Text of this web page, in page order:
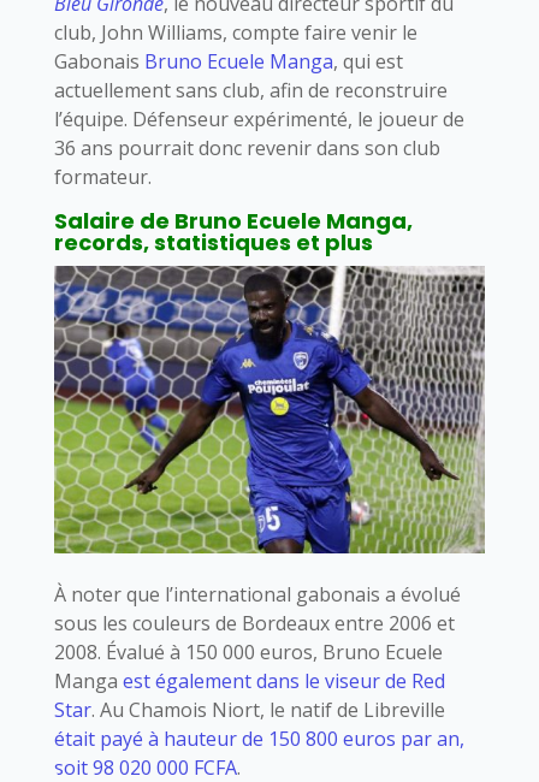
club, John Williams, compte faire venir le
Gabonais Bruno Ecuele Manga, qui est
actuellement sans club, afin de reconstruire
l’équipe. Défenseur expérimenté, le joueur de
36 ans pourrait donc revenir dans son club
formateur.
Salaire de Bruno Ecuele Manga,
records, statistiques et plus
À noter que l’international gabonais a évolué
sous les couleurs de Bordeaux entre 2006 et
2008. Évalué à 150 000 euros, Bruno Ecuele
Manga est également dans le viseur de Red
Star. Au Chamois Niort, le natif de Libreville
était payé à hauteur de 150 800 euros par an,
soit 98 020 000 FCFA.